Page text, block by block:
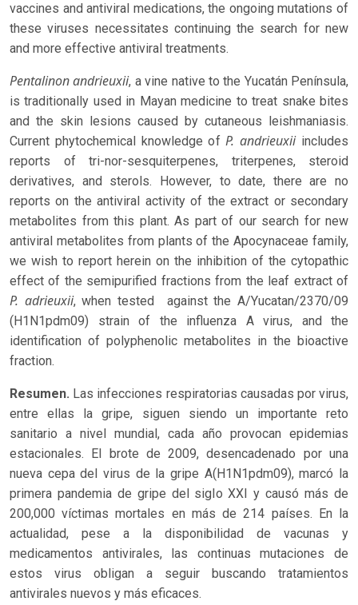
vaccines and antiviral medications, the ongoing mutations of
these viruses necessitates continuing the search for new
and more effective antiviral treatments.
Pentalinon andrieuxii, a vine native to the Yucatán Península,
is traditionally used in Mayan medicine to treat snake bites
and the skin lesions caused by cutaneous leishmaniasis.
Current phytochemical knowledge ofP. andrieuxiiincludes
reports of tri-nor-sesquiterpenes, triterpenes, steroid
derivatives, and sterols. However, to date, there are no
reports on the antiviral activity of the extract or secondary
metabolites from this plant. As part of our search for new
antiviral metabolites from plants of the Apocynaceae family,
we wish to report herein on the inhibition of the cytopathic
effect of the semipurified fractions from the leaf extract of
P. adrieuxii, when tested against the A/Yucatan/2370/09
(H1N1pdm09) strain of the influenza A virus, and the
identification of polyphenolic metabolites in the bioactive
fraction.
Resumen. Las infecciones respiratorias causadas por virus,
entre ellas la gripe, siguen siendo un importante reto
sanitario a nivel mundial, cada año provocan epidemias
estacionales. El brote de 2009, desencadenado por una
nueva cepa del virus de la gripe A(H1N1pdm09), marcó la
primera pandemia de gripe del siglo XXI y causó más de
200,000 víctimas mortales en más de 214 países. En la
actualidad, pese a la disponibilidad de vacunas y
medicamentos antivirales, las continuas mutaciones de
estos virus obligan a seguir buscando tratamientos
antivirales nuevos y más eficaces.